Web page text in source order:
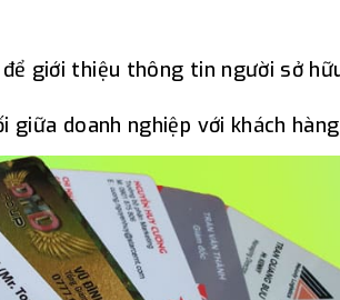
giới thiệu thông tin người sở
doanh nghiệp với khách